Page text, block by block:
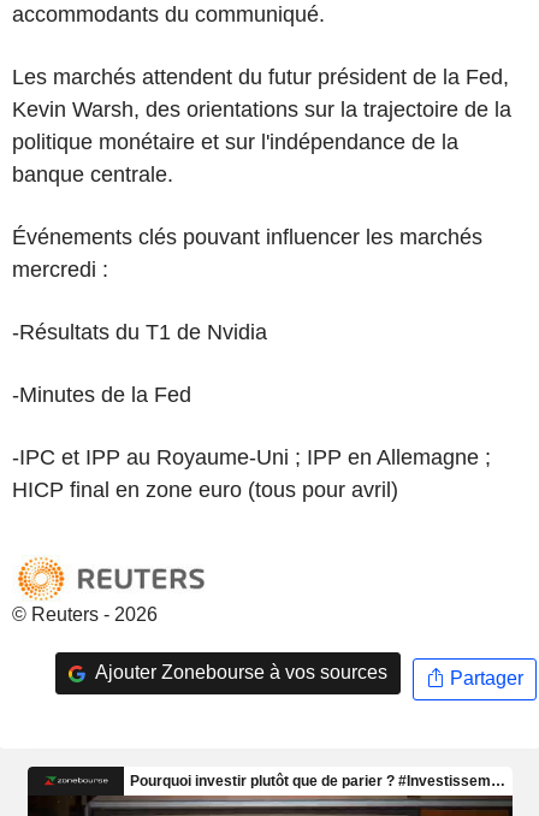
accommodants du communiqué.
Les marchés attendent du futur président de la Fed,
Kevin Warsh, des orientations sur la trajectoire de la
politique monétaire et sur l'indépendance de la
banque centrale.
Événements clés pouvant influencer les marchés
mercredi :
-Résultats du T1 de Nvidia
-Minutes de la Fed
-IPC et IPP au Royaume-Uni ; IPP en Allemagne ;
HICP final en zone euro (tous pour avril)
© Reuters - 2026
Ajouter Zonebourse à vos sources Partager